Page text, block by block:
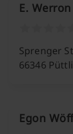
E.
Sprenger
66346
Egon